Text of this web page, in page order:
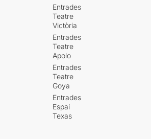
Entrades
Teatre
Victòria
Entrades
Teatre
Apolo
Entrades
Teatre
Goya
Entrades
Espai
Texas